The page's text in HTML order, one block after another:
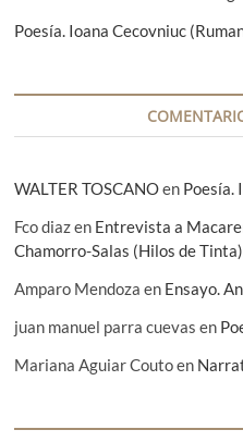
a
a
s
Poesía. Ioana Cecovniuc
WALTER TOSCANOen Poesía.
Fco diazen Entrevista a
Chamorro-Salas (Hilos de Tinta)
Amparo Mendoza en Ensayo.
juan manuel parra cuevas en
Mariana Aguiar Coutoen